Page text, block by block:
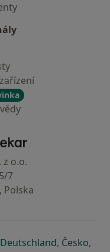
- Hlavní stránka
z o.o.
7
Polska
záložce
v nové záložce
otevře v nové záložce
Deutschlandse otevře v
, Českose
,